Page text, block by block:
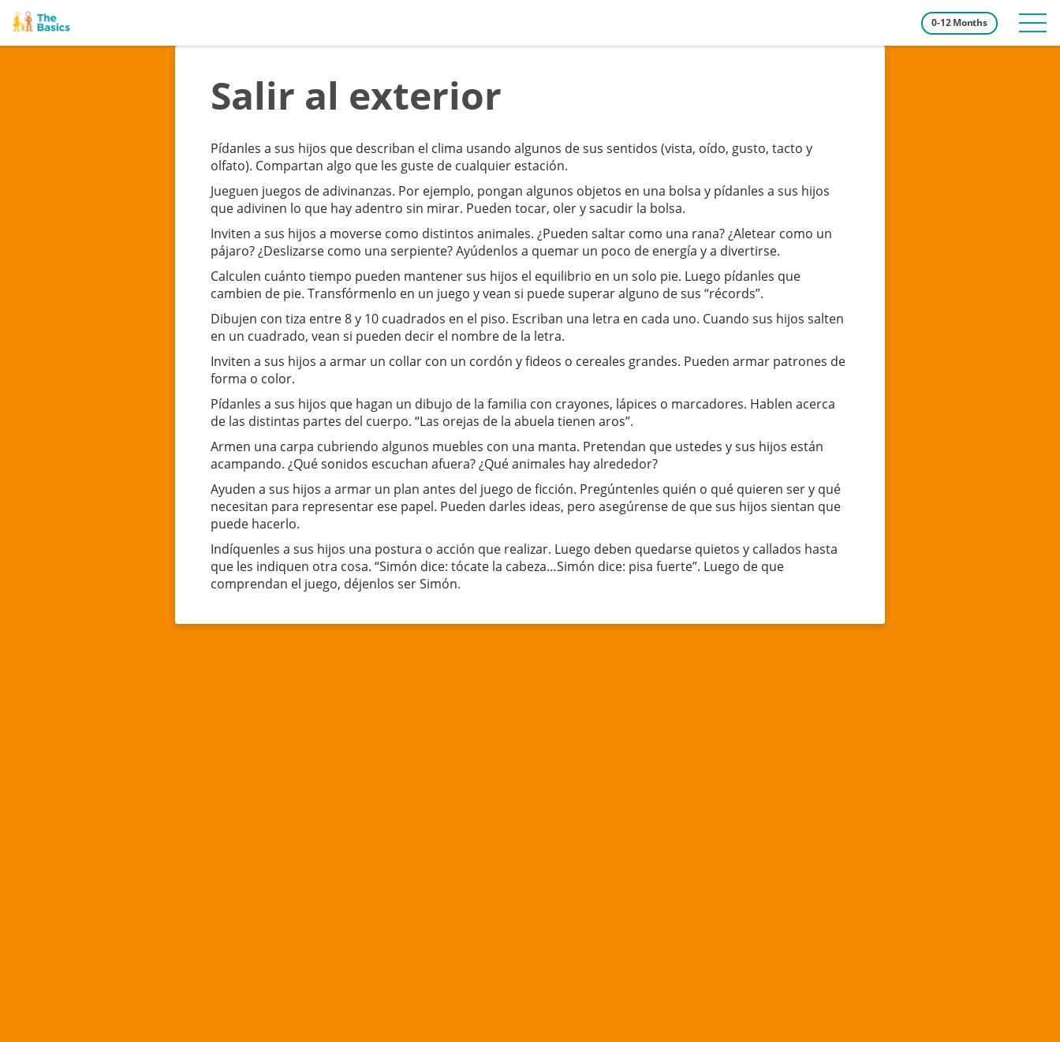
0-12 Months
Salir al exterior
Pídanles a sus hijos que describan el clima usando algunos de sus sentidos (vista, oído, gusto, tacto y
olfato). Compartan algo que les guste de cualquier estación.
Jueguen juegos de adivinanzas. Por ejemplo, pongan algunos objetos en una bolsa y pídanles a sus hijos
que adivinen lo que hay adentro sin mirar. Pueden tocar, oler y sacudir la bolsa.
Inviten a sus hijos a moverse como distintos animales. ¿Pueden saltar como una rana? ¿Aletear como un
pájaro? ¿Deslizarse como una serpiente? Ayúdenlos a quemar un poco de energía y a divertirse.
Calculen cuánto tiempo pueden mantener sus hijos el equilibrio en un solo pie. Luego pídanles que
cambien de pie. Transfórmenlo en un juego y vean si puede superar alguno de sus “récords”.
Dibujen con tiza entre 8 y 10 cuadrados en el piso. Escriban una letra en cada uno. Cuando sus hijos salten
en un cuadrado, vean si pueden decir el nombre de la letra.
Inviten a sus hijos a armar un collar con un cordón y fideos o cereales grandes. Pueden armar patrones de
forma o color.
Pídanles a sus hijos que hagan un dibujo de la familia con crayones, lápices o marcadores. Hablen acerca
de las distintas partes del cuerpo. “Las orejas de la abuela tienen aros”.
Armen una carpa cubriendo algunos muebles con una manta. Pretendan que ustedes y sus hijos están
acampando. ¿Qué sonidos escuchan afuera? ¿Qué animales hay alrededor?
Ayuden a sus hijos a armar un plan antes del juego de ficción. Pregúntenles quién o qué quieren ser y qué
necesitan para representar ese papel. Pueden darles ideas, pero asegúrense de que sus hijos sientan que
puede hacerlo.
Indíquenles a sus hijos una postura o acción que realizar. Luego deben quedarse quietos y callados hasta
que les indiquen otra cosa. “Simón dice: tócate la cabeza…Simón dice: pisa fuerte”. Luego de que
comprendan el juego, déjenlos ser Simón.